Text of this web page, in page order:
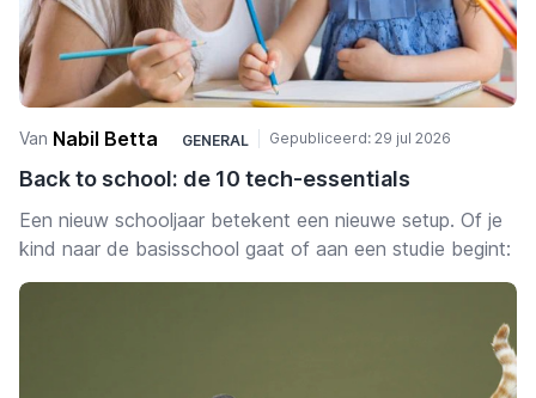
Van Nabil Betta GENERAL Gepubliceerd: 29 jul 2026
Back to school: de 10 tech-essentials
Een nieuw schooljaar betekent een nieuwe setup. Of je
kind naar de basisschool gaat of aan een studie begint:
met de juiste spullen wordt studeren makkelijker,
We hebben de accessoires op een rij gezet die dit jaar
bovenaan de back-to-schoollijstjes staan, gesorteerd